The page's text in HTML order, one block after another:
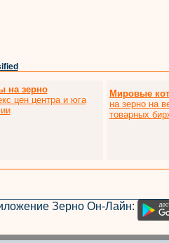
на зерно
цен центра и юга
Мировые
на зерно на
товарных
Зерно Он-Лайн: